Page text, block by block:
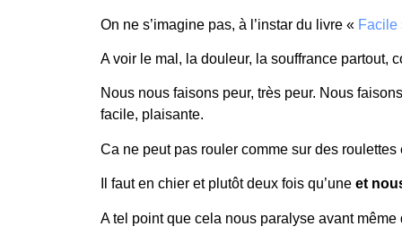
On ne s’imagine pas, à l’instar du livre « Facile
A voir le mal, la douleur, la souffrance partout,
Nous nous faisons peur, très peur. Nous
facile, plaisante.
Ca ne peut pas rouler comme sur des roulettes
Il faut en chier et plutôt deux fois qu’une et
A tel point que cela nous paralyse avant